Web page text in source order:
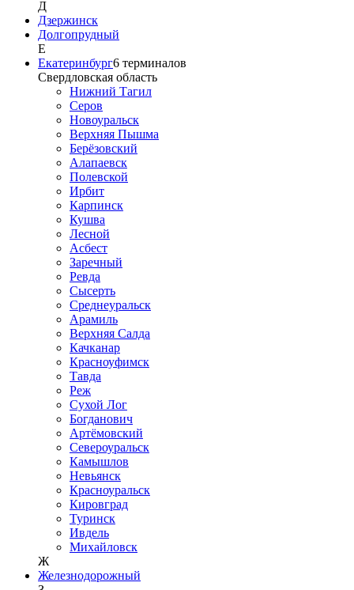
Д
Дзержинск
Долгопрудный
Е
Екатеринбург6 терминалов
Свердловская область
Нижний Тагил
Серов
Новоуральск
Верхняя Пышма
Берёзовский
Алапаевск
Полевской
Ирбит
Карпинск
Кушва
Лесной
Асбест
Заречный
Ревда
Сысерть
Среднеуральск
Арамиль
Верхняя Салда
Качканар
Красноуфимск
Тавда
Реж
Сухой Лог
Богданович
Артёмовский
Североуральск
Камышлов
Невьянск
Красноуральск
Кировград
Туринск
Ивдель
Михайловск
Ж
Железнодорожный